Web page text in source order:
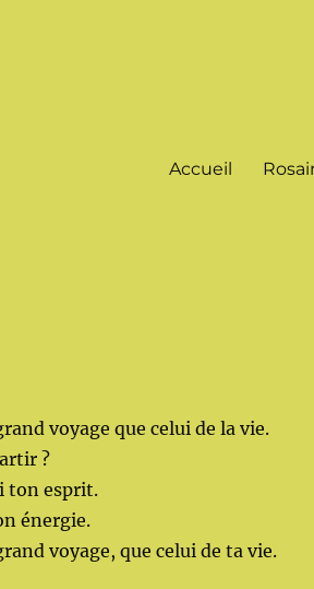
Accueil
voyage que celui de la vie.
?
ton esprit.
énergie.
voyage, que celui de ta vie.